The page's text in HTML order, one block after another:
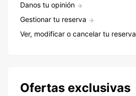
Danos tu opinión
Gestionar tu reserva
Ver, modificar o cancelar tu reserva
Ofertas exclusivas